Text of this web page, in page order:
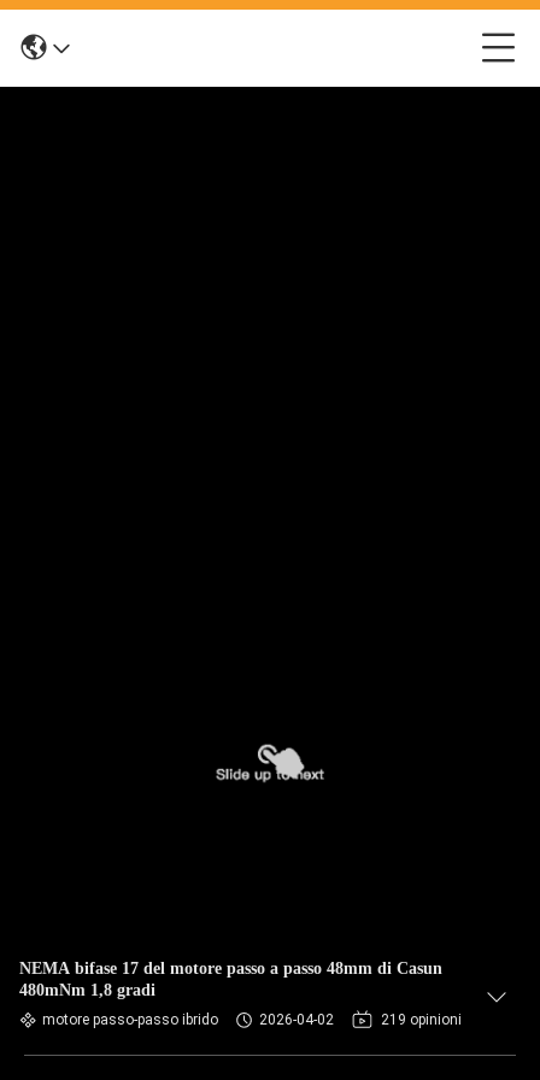
NEMA bifase 17 del motore passo a passo 48mm di Casun
480mNm 1,8 gradi
motore passo-passo ibrido 2026-04-02 219 opinioni